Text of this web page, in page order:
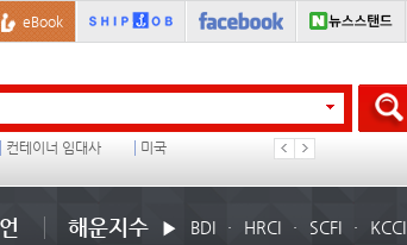
eBook
컨테이너 임대사 미국 ���ͤ
해운지수 BDI HRCI SCFI KCCI